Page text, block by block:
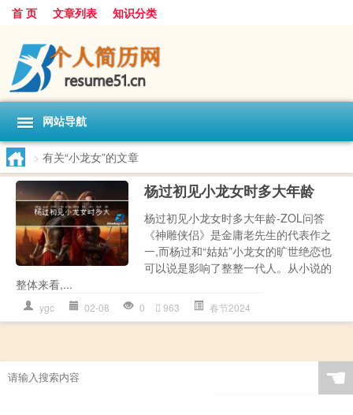
首 页 文章列表 知识分类
网站导航
> 有关“小龙女”的文章
杨过初见小龙女时多大年龄
杨过初见小龙女时多大年龄-ZOL问答
《神雕侠侣》是金庸老先生的代表作之
一,而杨过和“姑姑”小龙女的旷世绝恋也
可以说是影响了整整一代人。从小说的
整体来看,...
ygc 02-08 0 963 春节2024
☚